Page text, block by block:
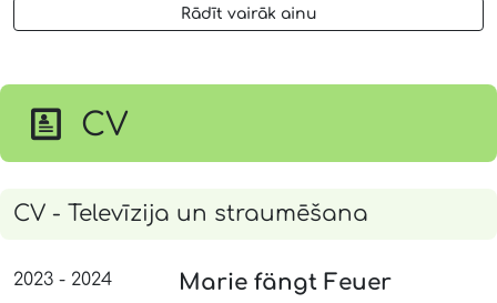
Rādīt vairāk ainu
CV
CV - Televīzija un straumēšana
2023 - 2024 Marie fängt Feuer